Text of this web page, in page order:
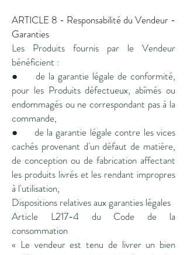
ARTICLE 8 - Responsabilité du Vendeur -
Garanties
Les Produits fournis par le Vendeur
bénéficient :
● de la garantie légale de conformité,
pour les Produits défectueux, abîmés ou
endommagés ou ne correspondant pas à la
commande,
● de la garantie légale contre les vices
cachés provenant d'un défaut de matière,
de conception ou de fabrication affectant
les produits livrés et les rendant impropres
à l'utilisation,
Dispositions relatives aux garanties légales
Article L217-4 du Code de la
consommation
« Le vendeur est tenu de livrer un bien